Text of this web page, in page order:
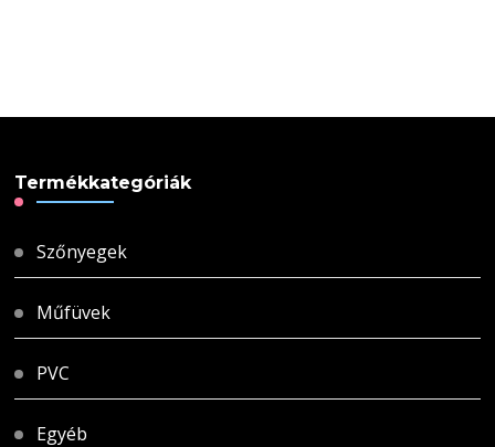
Termékkategóriák
Szőnyegek
Műfüvek
PVC
Egyéb